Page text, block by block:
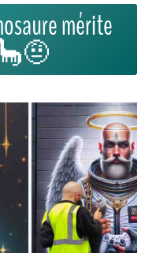
mérite
🦕🤨